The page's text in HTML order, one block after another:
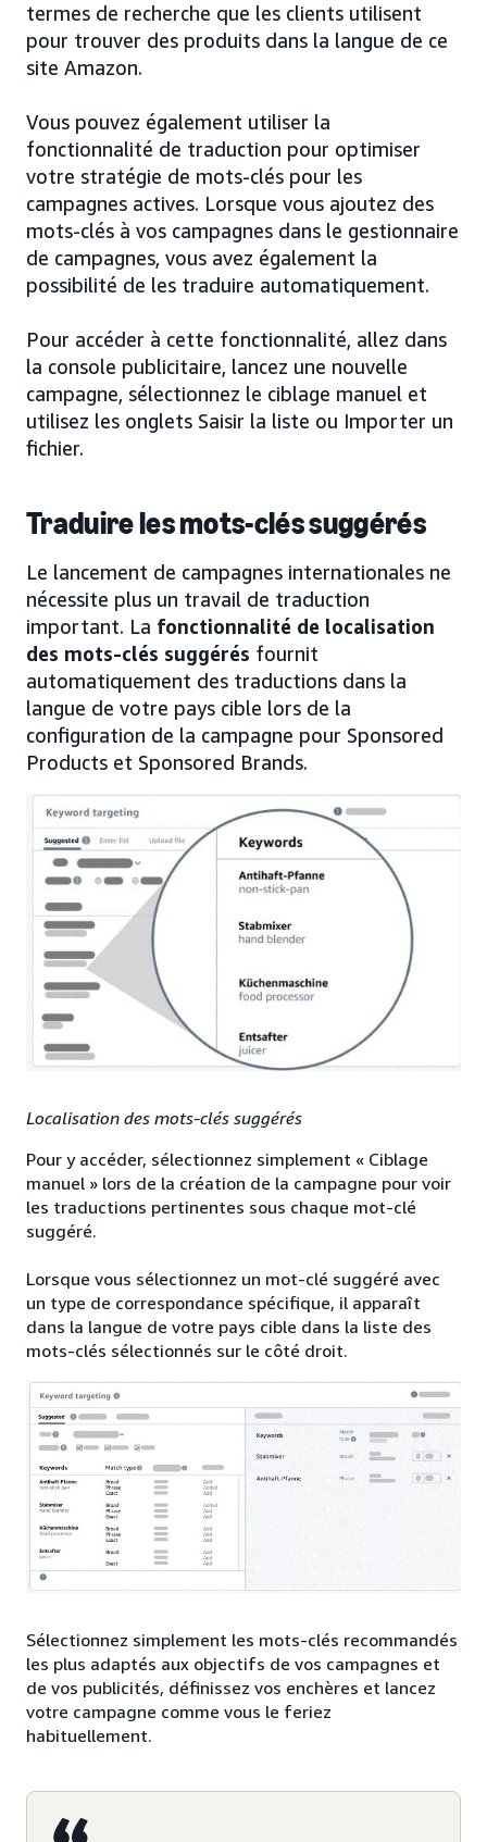
termes de recherche que les clients utilisent
pour trouver des produits dans la langue de ce
site Amazon.
Vous pouvez également utiliser la
fonctionnalité de traduction pour optimiser
votre stratégie de mots-clés pour les
campagnes actives. Lorsque vous ajoutez des
mots-clés à vos campagnes dans le gestionnaire
de campagnes, vous avez également la
possibilité de les traduire automatiquement.
Pour accéder à cette fonctionnalité, allez dans
la console publicitaire, lancez une nouvelle
campagne, sélectionnez le ciblage manuel et
utilisez les onglets Saisir la liste ou Importer un
fichier.
Traduire les mots-clés suggérés
Le lancement de campagnes internationales ne
nécessite plus un travail de traduction
important. La fonctionnalité de localisation
des mots-clés suggérés fournit
automatiquement des traductions dans la
langue de votre pays cible lors de la
configuration de la campagne pour Sponsored
Products et Sponsored Brands.
Localisation des mots-clés suggérés
Pour y accéder, sélectionnez simplement « Ciblage
manuel » lors de la création de la campagne pour voir
les traductions pertinentes sous chaque mot-clé
suggéré.
Lorsque vous sélectionnez un mot-clé suggéré avec
un type de correspondance spécifique, il apparaît
dans la langue de votre pays cible dans la liste des
mots-clés sélectionnés sur le côté droit.
Sélectionnez simplement les mots-clés recommandés
les plus adaptés aux objectifs de vos campagnes et
de vos publicités, définissez vos enchères et lancez
votre campagne comme vous le feriez
habituellement.